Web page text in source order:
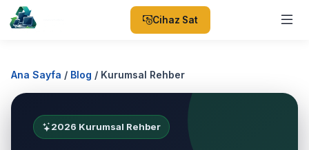
Cihaz Sat
Ana Sayfa / Blog / Kurumsal Rehber
2026 Kurumsal Rehber